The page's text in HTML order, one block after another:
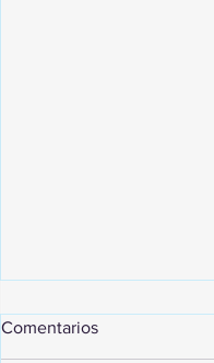
Comentarios